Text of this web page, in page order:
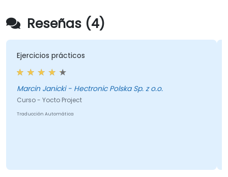
Reseñas (4)
Ejercicios prácticos
Marcin Janicki - Hectronic Polska Sp. z o.o.
Curso - Yocto Project
Traducción Automática